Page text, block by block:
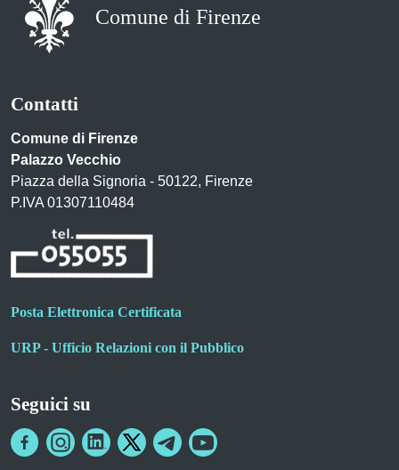
Comune di Firenze
Contatti
Comune di Firenze
Palazzo Vecchio
Piazza della Signoria - 50122, Firenze
P.IVA 01307110484
Posta Elettronica Certificata
URP - Ufficio Relazioni con il Pubblico
Seguici su